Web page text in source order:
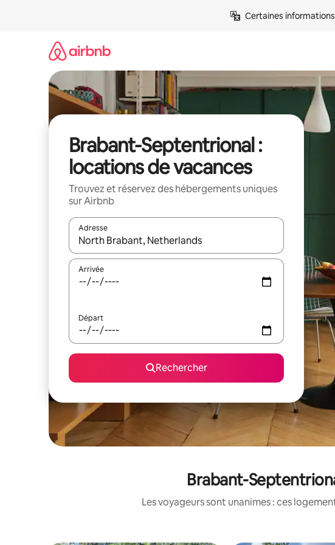
Certaines
Brabant-Septentrional :
locations de vacances
Trouvez et réservez des hébergements uniques
sur Airbnb
Adresse
Lorsque les résultats s'affichent, utilisez les flèches vers le haut
Arrivée
Départ
Rechercher
Brabant-
Les voyageurs sont unanimes : ces